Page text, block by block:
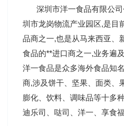
深圳市洋一食品有限公
圳市龙岗物流产业园区,是目
品商之一,也是从马来西亚、
食品的**进口商之一,业务遍
洋一食品是众多海外食品知
商,涉及饼干、坚果、面类、
膨化、饮料、调味品等十多
迪乐司、哒司、洋一、享食